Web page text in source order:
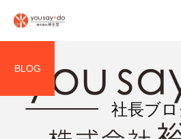
社長ブ
BLOG